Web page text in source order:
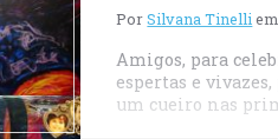
PorSilvana Tinelli em
Amigos, para
espertas e
um cueiro nas